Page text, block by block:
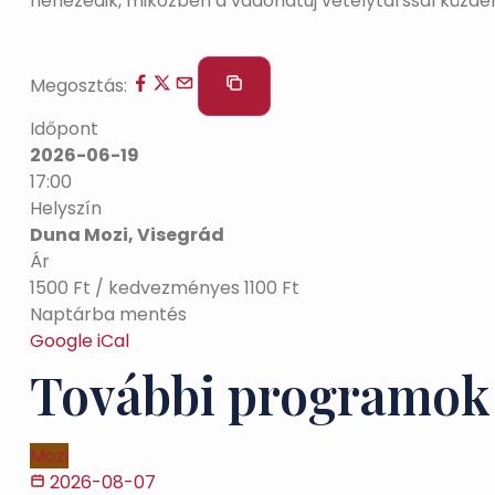
Megosztás:
Időpont
2026-06-19
17:00
Helyszín
Duna Mozi, Visegrád
Ár
1500 Ft / kedvezményes 1100 Ft
Naptárba mentés
GoogleiCal
További programok
Mozi
2026-08-07